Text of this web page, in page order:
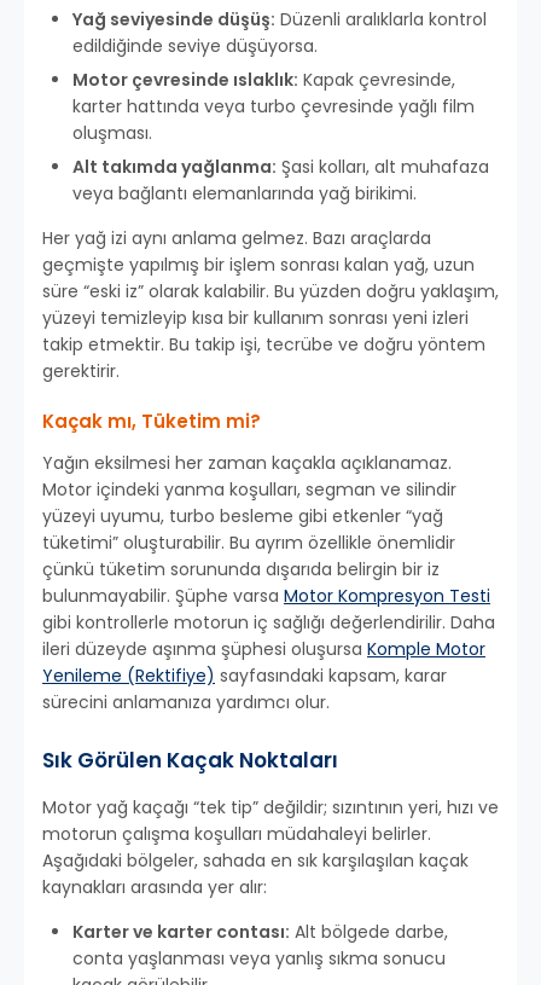
Yağ seviyesinde düşüş: Düzenli aralıklarla kontrol
edildiğinde seviye düşüyorsa.
Motor çevresinde ıslaklık: Kapak çevresinde,
karter hattında veya turbo çevresinde yağlı film
oluşması.
Alt takımda yağlanma: Şasi kolları, alt muhafaza
veya bağlantı elemanlarında yağ birikimi.
Her yağ izi aynı anlama gelmez. Bazı araçlarda
geçmişte yapılmış bir işlem sonrası kalan yağ, uzun
süre “eski iz” olarak kalabilir. Bu yüzden doğru yaklaşım,
yüzeyi temizleyip kısa bir kullanım sonrası yeni izleri
takip etmektir. Bu takip işi, tecrübe ve doğru yöntem
gerektirir.
Kaçak mı, Tüketim mi?
Yağın eksilmesi her zaman kaçakla açıklanamaz.
Motor içindeki yanma koşulları, segman ve silindir
yüzeyi uyumu, turbo besleme gibi etkenler “yağ
tüketimi” oluşturabilir. Bu ayrım özellikle önemlidir
çünkü tüketim sorununda dışarıda belirgin bir iz
bulunmayabilir. Şüphe varsa Motor Kompresyon Testi
gibi kontrollerle motorun iç sağlığı değerlendirilir. Daha
ileri düzeyde aşınma şüphesi oluşursa Komple Motor
Yenileme (Rektifiye) sayfasındaki kapsam, karar
sürecini anlamanıza yardımcı olur.
Sık Görülen Kaçak Noktaları
Motor yağ kaçağı “tek tip” değildir; sızıntının yeri, hızı ve
motorun çalışma koşulları müdahaleyi belirler.
Aşağıdaki bölgeler, sahada en sık karşılaşılan kaçak
kaynakları arasında yer alır:
Karter ve karter contası: Alt bölgede darbe,
conta yaşlanması veya yanlış sıkma sonucu